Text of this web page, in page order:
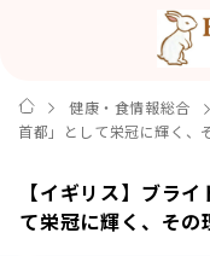
健康・食情報総合
首都」として栄冠に輝く、
【イギリス】ブラ
て栄冠に輝く、その